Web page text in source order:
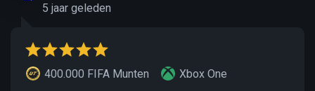
5 jaar geleden
400.000 FIFA Munten Xbox One